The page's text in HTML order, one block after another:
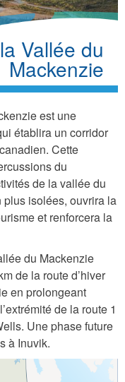
Vallée du
Mackenzie
est une
établira un corridor
Cette
du
de la vallée du
isolées, ouvrira la
et renforcera la
du Mackenzie
de la route d’hiver
en prolongeant
de la route 1
Une phase future
à Inuvik.